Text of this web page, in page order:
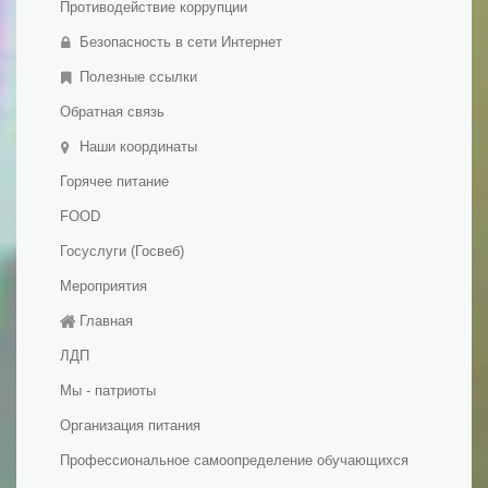
- Дополнительное образование детей и взрослых
Противодействие коррупции
Безопасность в сети Интернет
Полезные ссылки
Обратная связь
Наши координаты
Горячее питание
FOOD
Госуслуги (Госвеб)
Мероприятия
Главная
ЛДП
Мы - патриоты
Организация питания
Профессиональное самоопределение обучающихся